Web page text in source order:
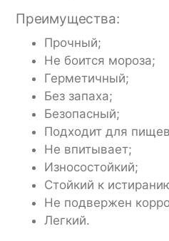
Преимущества:
Прочный;
Не боится мороза;
Герметичный;
Без запаха;
Безопасный;
Подходит для
Не впитывает;
Износостойкий;
Стойкий к
Не подвержен
Легкий.